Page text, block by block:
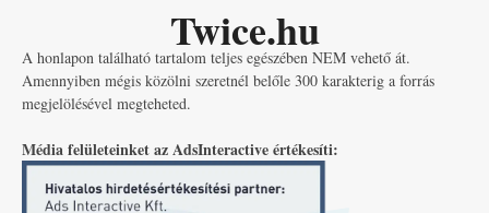
Twice.hu
A honlapon található tartalom teljes egészében NEM vehető át.
Amennyiben mégis közölni szeretnél belőle 300 karakterig a forrás
megjelölésével megteheted.
Média felületeinket az AdsInteractive értékesíti: